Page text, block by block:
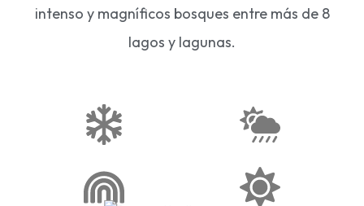
intenso y magníficos bosques entre más de 8
lagos y lagunas.